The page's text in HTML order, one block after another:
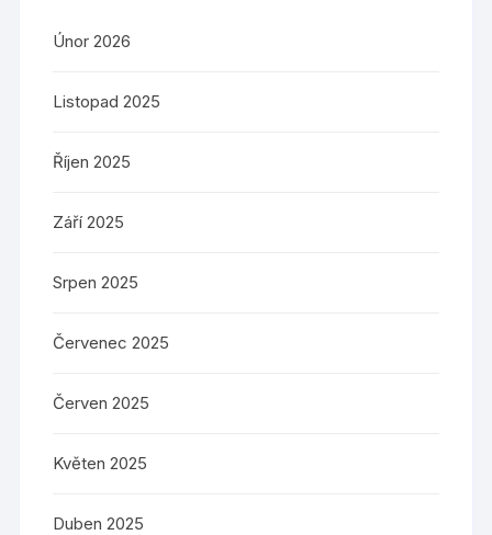
Únor 2026
Listopad 2025
Říjen 2025
Září 2025
Srpen 2025
Červenec 2025
Červen 2025
Květen 2025
Duben 2025